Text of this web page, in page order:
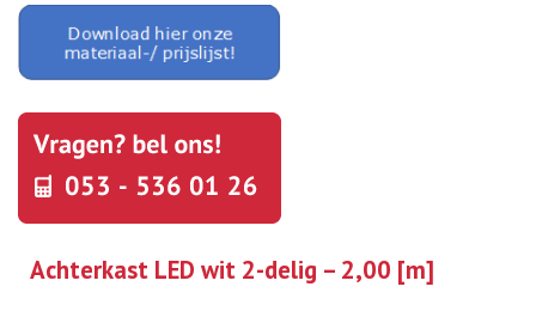
Achterkast LED wit 2-delig – 2,00 [m]